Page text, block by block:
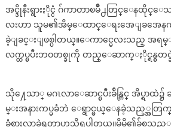
အင္ဒိုနီးရွားႏိုင္ငံ ဂ်ကာတာၿမိဳ႕တြင္ေနထိုင္
လးဟာ သူမ၏အိမ္ေထာင္ေရးအေျခအေနကို
ခဲ့ျခင္းျဖစ္ပါတယ္။ေကာင္မေလးသည္ အရ
လက္ထပ္ၿပီးဘဝတစ္ခုကို တည္ေဆာက္ႏိုင္ရန္စတင္
သို႔ေသာ္ မဂၤလာေဆာင္ၿပီးခ်ိန္တြင္ အိပ္ရာထဲ၌
မ္းအနားကပ္မခံဘဲ ေရွာင္ဖယ္ေနခဲ့သည့္အတ
ခံစားလာခဲ့ရတာဟုသိရပါတယ္။မိမိ၏ခ်စ္ရသ